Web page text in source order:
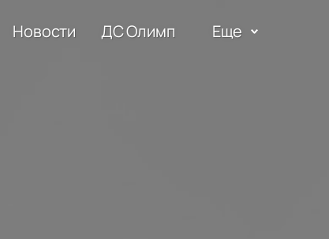
Новости ДС Олимп Еще